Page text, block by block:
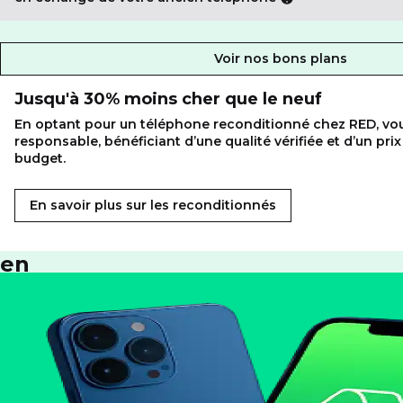
Voir nos bons plans
Avec
RED
by
SFR,
adoptez
en
sérénité
Jusqu'à 30% moins cher que le neuf
En optant pour un téléphone reconditionné chez RED,
responsable, bénéficiant d’une qualité vérifiée et d’un
budget.
En savoir plus sur les reconditionnés